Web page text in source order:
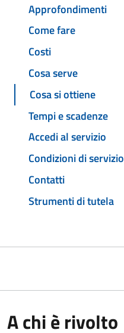
Approfondimenti
Come fare
Costi
Cosa serve
Cosa si ottiene
Tempi e scadenze
Accedi al servizio
Condizioni di servizio
Contatti
Strumenti di tutela
A chi è rivolto